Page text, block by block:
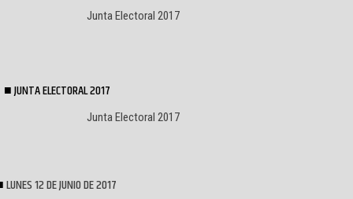
Junta Electoral 2017
JUNTA ELECTORAL 2017
Junta Electoral 2017
LUNES 12 DE JUNIO DE 2017